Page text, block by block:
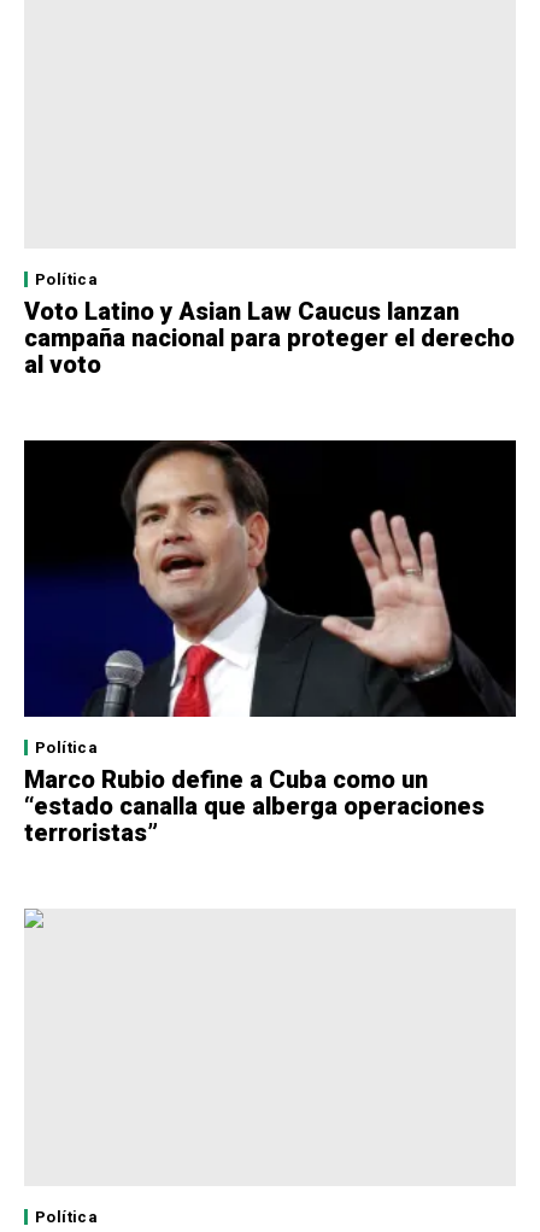
Política
Voto Latino y Asian Law Caucus lanzan
campaña nacional para proteger el derecho
al voto
Política
Marco Rubio define a Cuba como un
“estado canalla que alberga operaciones
terroristas”
Política